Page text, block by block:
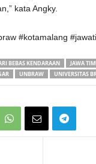
kata Angky.
#kotamalang
BEBAS KENDARAAN JAWA
UNBRAW UNIVERSITAS